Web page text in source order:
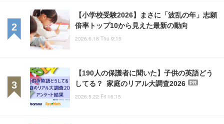
【小学校受験2026】まさに「波乱の年」志願
倍率トップ10から見えた最新の動向
2026.6.18 Thu 9:15
【190人の保護者に聞いた】子供の英語どう
してる？ 家庭のリアル大調査2026
PR
2026.5.22 Fri 16:15